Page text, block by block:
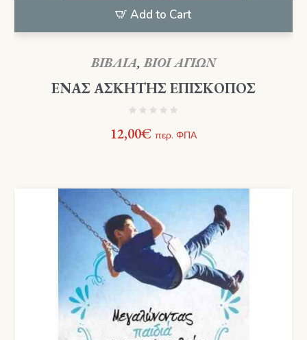
Add to Cart
ΒΙΒΛΙΑ,ΒΙΟΙ ΑΓΙΩΝ
ΕΝΑΣ ΑΣΚΗΤΗΣ ΕΠΙΣΚΟΠΟΣ
12,00€ περ. ΦΠΑ